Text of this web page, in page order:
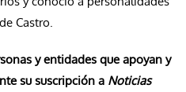
Castro.
y entidades que apoyan y
su suscripción a Noticias